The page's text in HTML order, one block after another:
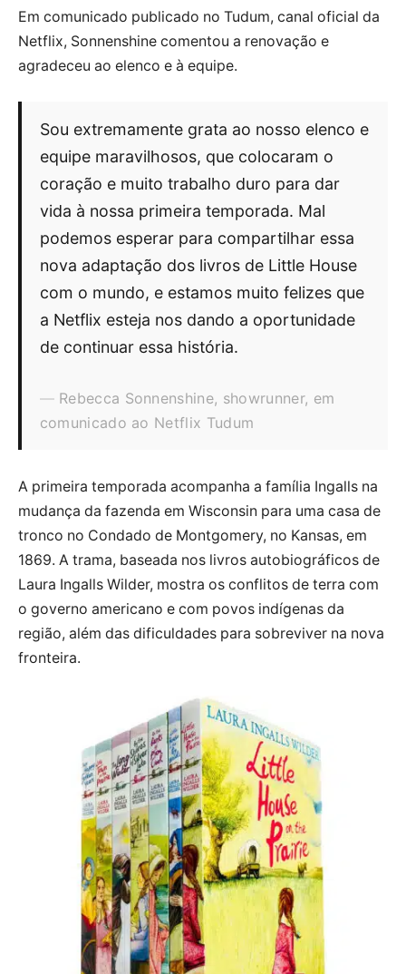
Em comunicado publicado no Tudum, canal oficial da
Netflix, Sonnenshine comentou a renovação e
agradeceu ao elenco e à equipe.
Sou extremamente grata ao nosso elenco e
equipe maravilhosos, que colocaram o
coração e muito trabalho duro para dar
vida à nossa primeira temporada. Mal
podemos esperar para compartilhar essa
nova adaptação dos livros de Little House
com o mundo, e estamos muito felizes que
a Netflix esteja nos dando a oportunidade
de continuar essa história.
Rebecca Sonnenshine, showrunner, em
comunicado ao Netflix Tudum
A primeira temporada acompanha a família Ingalls na
mudança da fazenda em Wisconsin para uma casa de
tronco no Condado de Montgomery, no Kansas, em
1869. A trama, baseada nos livros autobiográficos de
Laura Ingalls Wilder, mostra os conflitos de terra com
o governo americano e com povos indígenas da
região, além das dificuldades para sobreviver na nova
fronteira.